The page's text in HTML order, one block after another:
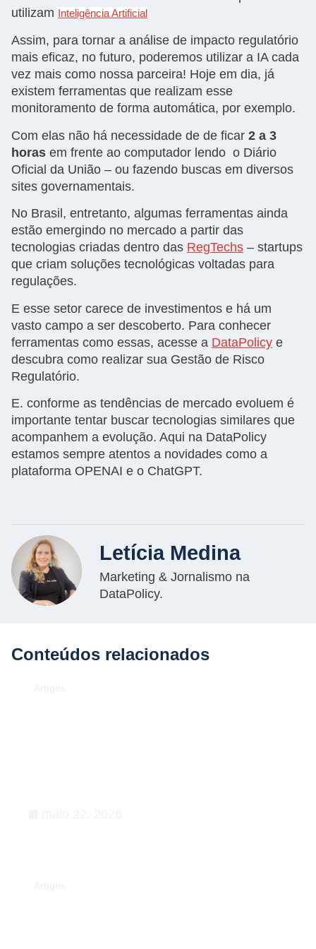
utilizam Inteligência Artificial
Assim, para tornar a análise de impacto regulatório
mais eficaz, no futuro, poderemos utilizar a IA cada
vez mais como nossa parceira! Hoje em dia, já
existem ferramentas que realizam esse
monitoramento de forma automática, por exemplo.
Com elas não há necessidade de de ficar 2 a 3
horas em frente ao computador lendo o Diário
Oficial da União – ou fazendo buscas em diversos
sites governamentais.
No Brasil, entretanto, algumas ferramentas ainda
estão emergindo no mercado a partir das
tecnologias criadas dentro das RegTechs – startups
que criam soluções tecnológicas voltadas para
regulações.
E esse setor carece de investimentos e há um
vasto campo a ser descoberto. Para conhecer
ferramentas como essas, acesse a DataPolicy e
descubra como realizar sua Gestão de Risco
Regulatório.
E. conforme as tendências de mercado evoluem é
importante tentar buscar tecnologias similares que
acompanhem a evolução. Aqui na DataPolicy
estamos sempre atentos a novidades como a
plataforma OPENAI e o ChatGPT.
Letícia Medina
Marketing & Jornalismo na
DataPolicy.
Conteúdos relacionados